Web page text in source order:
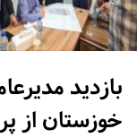
بازدید
خوزستان از